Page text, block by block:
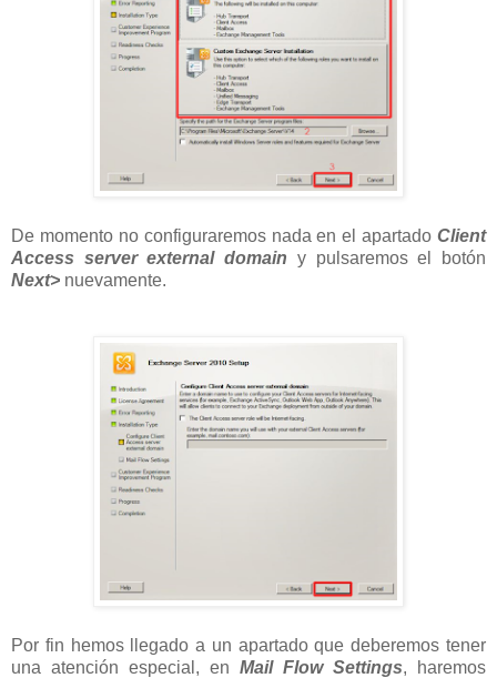
De momento no configuraremos nada en el apartado Client
Access server external domain y pulsaremos el botón
Next> nuevamente.
Por fin hemos llegado a un apartado que deberemos tener
una atención especial, en Mail Flow Settings, haremos